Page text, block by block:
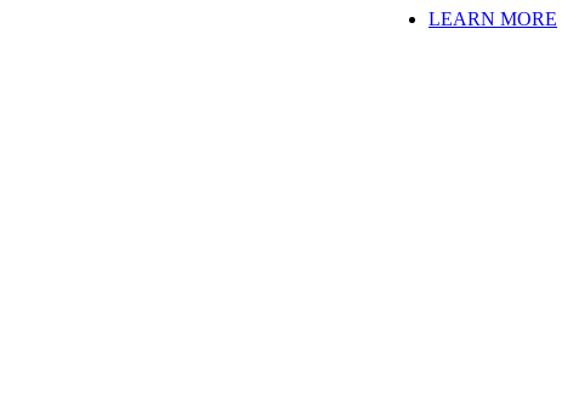
LEARN MORE